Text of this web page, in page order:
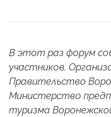
В этот раз форум
участников.
Правительство
Министерство
туризма